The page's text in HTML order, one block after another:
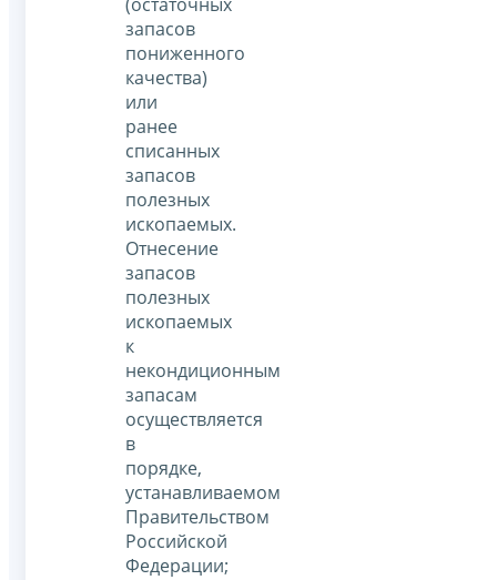
запасов
пониженного
качества)
или
ранее
списанных
запасов
полезных
ископаемых.
Отнесение
запасов
полезных
ископаемых
к
некондиционным
запасам
осуществляется
в
порядке,
устанавливаемом
Правительством
Российской
Федерации;